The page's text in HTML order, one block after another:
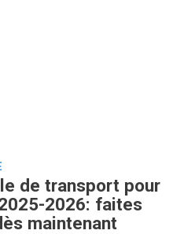
de transport pour
2026: faites
maintenant